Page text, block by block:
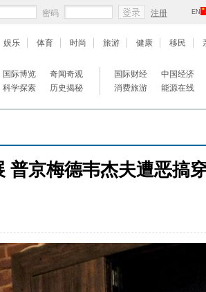
密码 注册 EN
娱乐 体育 时尚 旅游 健康 移民
国际博览
奇闻奇观
科学探索
历史揭秘
国际财经
中国经济
消费旅游
能源在线
普京梅德韦杰夫遭恶搞